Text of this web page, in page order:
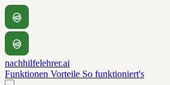
nachhilfelehrer.ai
Funktionen Vorteile So funktioniert's